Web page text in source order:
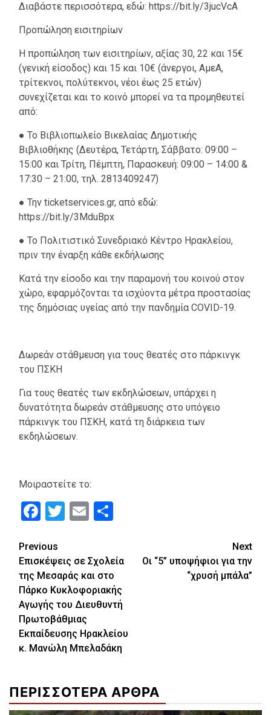
Διαβάστε περισσότερα, εδώ: https://bit.ly/3jucVcA
Προπώληση εισιτηρίων
Η προπώληση των εισιτηρίων, αξίας 30, 22 και 15€
(γενική είσοδος) και 15 και 10€ (άνεργοι, ΑμεΑ,
τρίτεκνοι, πολύτεκνοι, νέοι έως 25 ετών)
συνεχίζεται και το κοινό μπορεί να τα προμηθευτεί
από:
● Το Βιβλιοπωλείο Βικελαίας Δημοτικής
Βιβλιοθήκης (Δευτέρα, Τετάρτη, Σάββατο: 09:00 –
15:00 και Τρίτη, Πέμπτη, Παρασκευή: 09:00 – 14:00 &
17:30 – 21:00, τηλ. 2813409247)
● Την ticketservices.gr, από εδώ:
https://bit.ly/3MduBpx
● Το Πολιτιστικό Συνεδριακό Κέντρο Ηρακλείου,
πριν την έναρξη κάθε εκδήλωσης
Κατά την είσοδο και την παραμονή του κοινού στον
χώρο, εφαρμόζονται τα ισχύοντα μέτρα προστασίας
της δημόσιας υγείας από την πανδημία COVID-19.
Δωρεάν στάθμευση για τους θεατές στο πάρκινγκ
του ΠΣΚΗ
Για τους θεατές των εκδηλώσεων, υπάρχει η
δυνατότητα δωρεάν στάθμευσης στο υπόγειο
πάρκινγκ του ΠΣΚΗ, κατά τη διάρκεια των
εκδηλώσεων.
Μοιραστείτε το:
Facebook
Twitter
Email
Continue
Reading
Previous
Επισκέψεις σε Σχολεία
της Μεσαράς και στο
Πάρκο Κυκλοφοριακής
Αγωγής του Διευθυντή
Πρωτοβάθμιας
Εκπαίδευσης Ηρακλείου
κ. Μανώλη Μπελαδάκη
Next
Οι “5” υποψήφιοι για την
“χρυσή μπάλα”
ΠΕΡΙΣΣΟΤΕΡΑ ΑΡΘΡΑ